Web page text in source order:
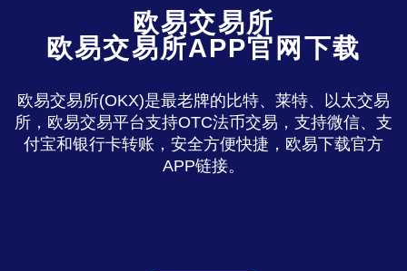
欧易交易所
欧易交易所APP官网下载
欧易交易所(OKX)是最老牌的比特、莱特、以太交易
所，欧易交易平台支持OTC法币交易，支持微信、支
付宝和银行卡转账，安全方便快捷，欧易下载官方
APP链接。